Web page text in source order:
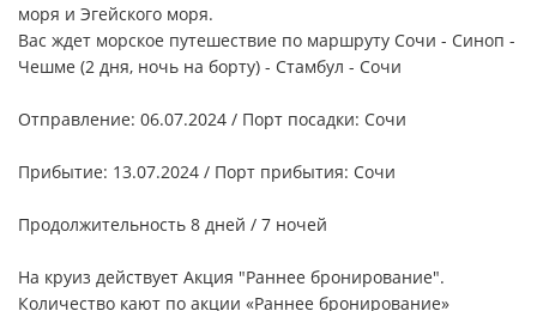
моря и Эгейского моря.
Вас ждет морское путешествие по маршруту Сочи - Синоп -
Чешме (2 дня, ночь на борту) - Стамбул - Сочи
Отправление: 06.07.2024 / Порт посадки: Сочи
Прибытие: 13.07.2024 / Порт прибытия: Сочи
Продолжительность 8 дней / 7 ночей
На круиз действует Акция "Раннее бронирование".
Количество кают по акции «Раннее бронирование»